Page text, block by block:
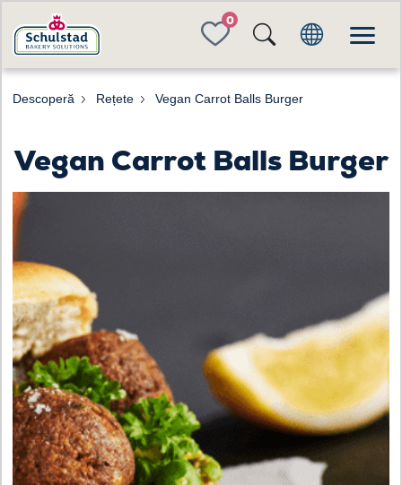
FAVORITES
Descoperă Rețete Vegan Carrot Balls Burger
Vegan Carrot Balls Burger